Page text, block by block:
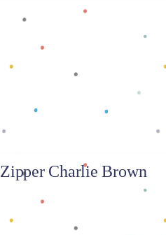
Baca selengkapnya
Zipper Charlie Brown